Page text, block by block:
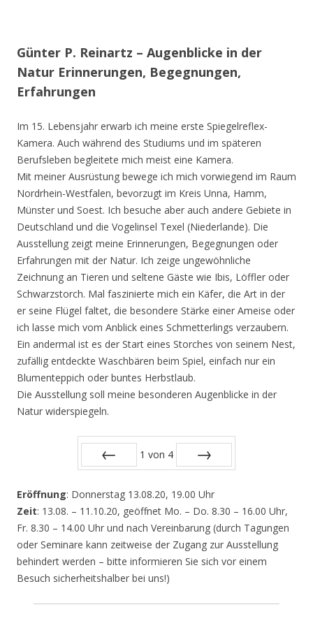
Günter P. Reinartz – Augenblicke in der
Natur Erinnerungen, Begegnungen,
Erfahrungen
Im 15. Lebensjahr erwarb ich meine erste Spiegelreflex-
Kamera. Auch während des Studiums und im späteren
Berufsleben begleitete mich meist eine Kamera.
Mit meiner Ausrüstung bewege ich mich vorwiegend im Raum
Nordrhein-Westfalen, bevorzugt im Kreis Unna, Hamm,
Münster und Soest. Ich besuche aber auch andere Gebiete in
Deutschland und die Vogelinsel Texel (Niederlande). Die
Ausstellung zeigt meine Erinnerungen, Begegnungen oder
Erfahrungen mit der Natur. Ich zeige ungewöhnliche
Zeichnung an Tieren und seltene Gäste wie Ibis, Löffler oder
Schwarzstorch. Mal faszinierte mich ein Käfer, die Art in der
er seine Flügel faltet, die besondere Stärke einer Ameise oder
ich lasse mich vom Anblick eines Schmetterlings verzaubern.
Ein andermal ist es der Start eines Storches von seinem Nest,
zufällig entdeckte Waschbären beim Spiel, einfach nur ein
Blumenteppich oder buntes Herbstlaub.
Die Ausstellung soll meine besonderen Augenblicke in der
Natur widerspiegeln.
1 von 4
Eröffnung: Donnerstag 13.08.20, 19.00 Uhr
Zeit: 13.08. – 11.10.20, geöffnet Mo. – Do. 8.30 – 16.00 Uhr,
Fr. 8.30 – 14.00 Uhr und nach Vereinbarung (durch Tagungen
oder Seminare kann zeitweise der Zugang zur Ausstellung
behindert werden – bitte informieren Sie sich vor einem
Besuch sicherheitshalber bei uns!)